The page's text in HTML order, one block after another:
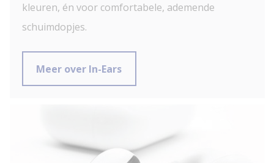
kleuren, én voor comfortabele, ademende
schuimdopjes.
Meer over In-Ears